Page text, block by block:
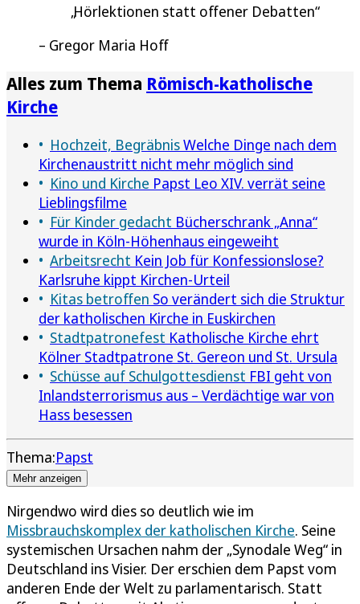
Hörlektionen statt offener Debatten
Gregor Maria Hoff
Alles zum Thema Römisch-katholische
Kirche
Hochzeit, BegräbnisWelche Dinge nach dem
Kirchenaustritt nicht mehr möglich sind
Kino und Kirche Papst Leo XIV. verrät seine
Lieblingsfilme
Für Kinder gedacht Bücherschrank „Anna“
wurde in Köln-Höhenhaus eingeweiht
Arbeitsrecht Kein Job für Konfessionslose?
Karlsruhe kippt Kirchen-Urteil
Kitas betroffen So verändert sich die Struktur
der katholischen Kirche in Euskirchen
Stadtpatronefest Katholische Kirche ehrt
Kölner Stadtpatrone St. Gereon und St. Ursula
Schüsse auf Schulgottesdienst FBI geht von
Inlandsterrorismus aus – Verdächtige war von
Hass besessen
Thema:Papst
Mehr anzeigen
Nirgendwo wird dies so deutlich wie im
Missbrauchskomplex der katholischen Kirche. Seine
systemischen Ursachen nahm der „Synodale Weg“ in
Deutschland ins Visier. Der erschien dem Papst vom
anderen Ende der Welt zu parlamentarisch. Statt